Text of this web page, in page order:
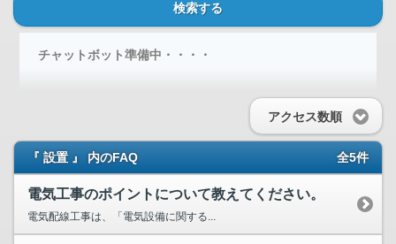
検索する
チャットボット準備中・・・・
アクセス数順
『 設置 』 内のFAQ 全5件
電気工事のポイントについて教えてください。
電気配線工事は、「電気設備に関する...